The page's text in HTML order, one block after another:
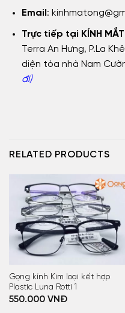
Email :
Trực tiếp tại KÍNH
Terra An Hưng, P.La
diện tòa nhà Nam
đi)
RELATED PRODUCTS
Gọng kính Kim loại kết hợp
Plastic Luna Rotti 1
550.000VNĐ